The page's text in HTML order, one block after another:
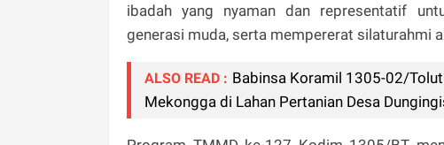
ibadah yang nyaman dan representatif
generasi muda, serta mempererat silaturahmi
ALSO READ : Babinsa Koramil 1305-02/
Mekongga di Lahan Pertanian Desa